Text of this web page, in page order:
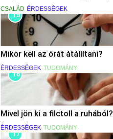
CSALÁD ÉRDESSÉGEK
15
Mikor kell az órát átállítani?
ÉRDESSÉGEK TUDOMÁNY
16
Mivel jön ki a filctoll a ruhából?
ÉRDESSÉGEK TUDOMÁNY
17